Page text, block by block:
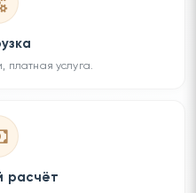
платная услуга.
расчёт